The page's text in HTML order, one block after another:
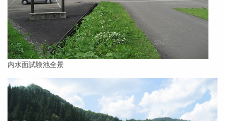
内水面試験池全景